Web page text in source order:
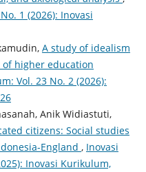
1 (2026): Inovasi
A study of idealism
higher education
Vol. 23 No. 2 (2026):
Anik Widiastuti,
citizens: Social studies
England , Inovasi
Inovasi Kurikulum,